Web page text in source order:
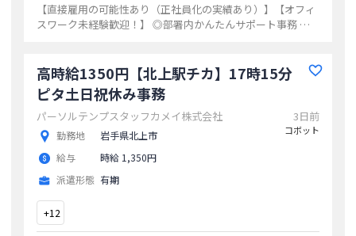
【直接雇用の可能性あり（正社員化の実績あり）】【オフィ
スワーク未経験歓迎！】 ◎部署内かんたんサポート事務 ◎
高時給1350円【北上駅チカ】17時15分
ピタ土日祝休み事務
パーソルテンプスタッフカメイ株式会社
勤務地
岩手県北上市
給与
時給 1,350円
派遣形態 有期
3日前
コボット
+12